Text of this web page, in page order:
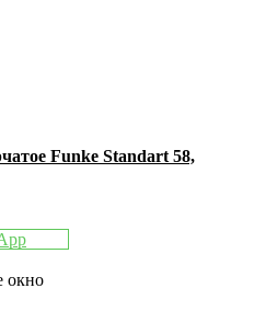
Funke Standart 58,
окно